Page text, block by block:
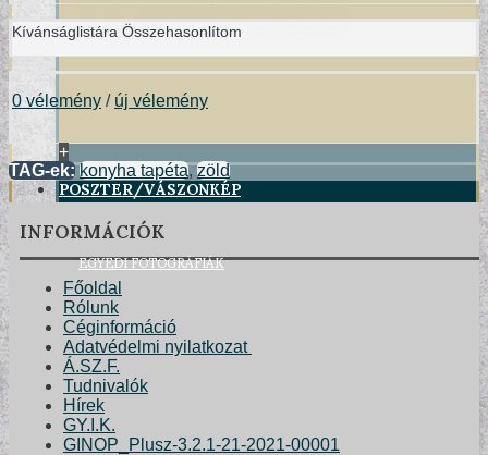
+
POSZTER/VÁSZONKÉP
EGYEDI FOTOGRÁFIÁK
Kívánságlistára Összehasonlítom
0 vélemény / új vélemény
TAG-ek: konyha tapéta,zöld
INFORMÁCIÓK
Főoldal
Rólunk
Céginformáció
Adatvédelmi nyilatkozat
Á.SZ.F.
Tudnivalók
Hírek
GY.I.K.
GINOP_Plusz-3.2.1-21-2021-00001